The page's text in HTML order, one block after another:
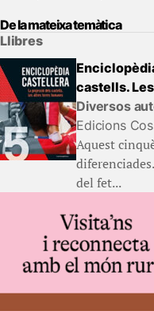
De la mateixa temàtica
Llibres
castells.
Diversos
Edicions
Aquest
del fet...